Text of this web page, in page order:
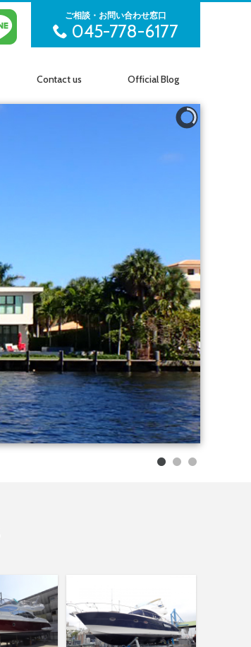
ご相談・お問い合わせ窓口
045-778-6177
Contact us Official Blog